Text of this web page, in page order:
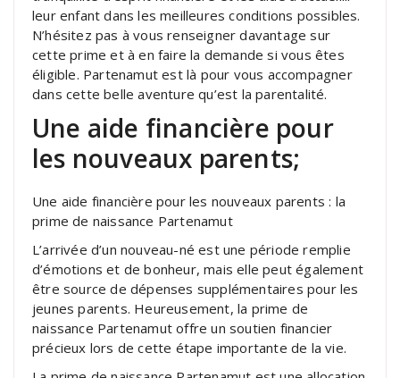
leur enfant dans les meilleures conditions possibles.
N’hésitez pas à vous renseigner davantage sur
cette prime et à en faire la demande si vous êtes
éligible. Partenamut est là pour vous accompagner
dans cette belle aventure qu’est la parentalité.
Une aide financière pour
les nouveaux parents;
Une aide financière pour les nouveaux parents : la
prime de naissance Partenamut
L’arrivée d’un nouveau-né est une période remplie
d’émotions et de bonheur, mais elle peut également
être source de dépenses supplémentaires pour les
jeunes parents. Heureusement, la prime de
naissance Partenamut offre un soutien financier
précieux lors de cette étape importante de la vie.